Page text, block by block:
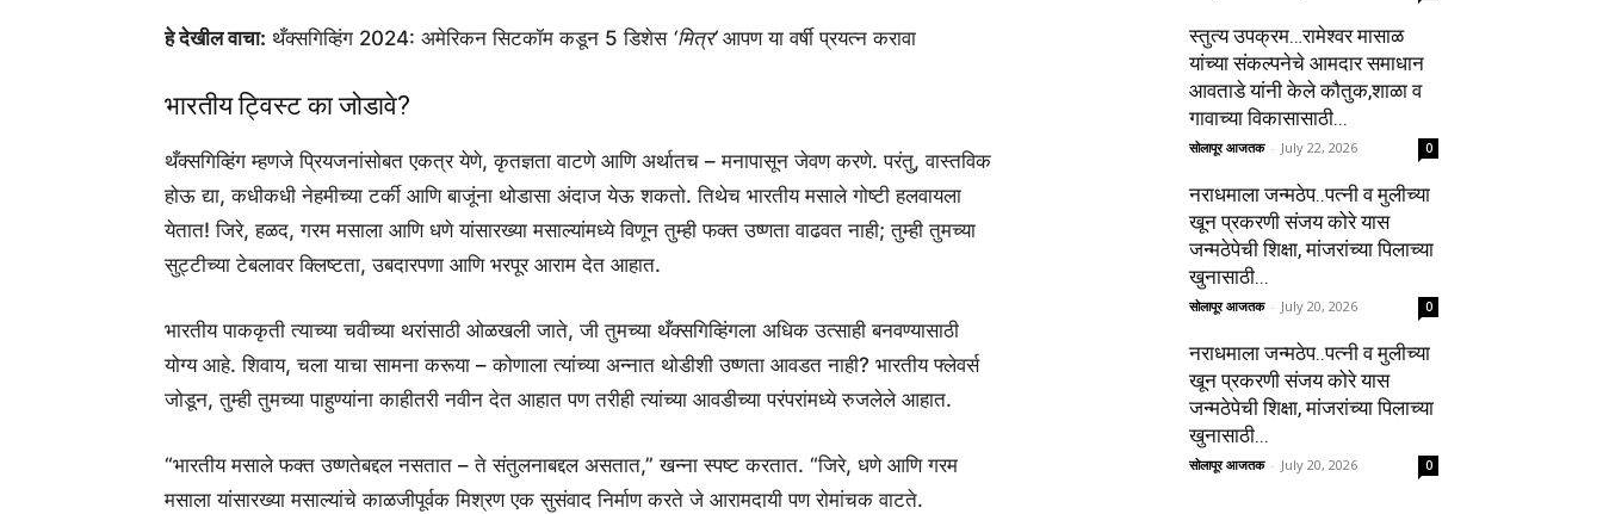
हे देखील वाचा: थँक्सगिव्हिंग 2024: अमेरिकन सिटकॉम कडून 5 डिशेस ‘मित्र’आपण या वर्षी प्रयत्न करावा
भारतीय ट्विस्ट का जोडावे?
थँक्सगिव्हिंग म्हणजे प्रियजनांसोबत एकत्र येणे, कृतज्ञता वाटणे आणि अर्थातच – मनापासून जेवण करणे. परंतु, वास्तविक
होऊ द्या, कधीकधी नेहमीच्या टर्की आणि बाजूंना थोडासा अंदाज येऊ शकतो. तिथेच भारतीय मसाले गोष्टी हलवायला
येतात! जिरे, हळद, गरम मसाला आणि धणे यांसारख्या मसाल्यांमध्ये विणून तुम्ही फक्त उष्णता वाढवत नाही; तुम्ही तुमच्या
सुट्टीच्या टेबलावर क्लिष्टता, उबदारपणा आणि भरपूर आराम देत आहात.
भारतीय पाककृती त्याच्या चवीच्या थरांसाठी ओळखली जाते, जी तुमच्या थँक्सगिव्हिंगला अधिक उत्साही बनवण्यासाठी
योग्य आहे. शिवाय, चला याचा सामना करूया – कोणाला त्यांच्या अन्नात थोडीशी उष्णता आवडत नाही? भारतीय फ्लेवर्स
जोडून, ​​तुम्ही तुमच्या पाहुण्यांना काहीतरी नवीन देत आहात पण तरीही त्यांच्या आवडीच्या परंपरांमध्ये रुजलेले आहात.
“भारतीय मसाले फक्त उष्णतेबद्दल नसतात – ते संतुलनाबद्दल असतात,” खन्ना स्पष्ट करतात. “जिरे, धणे आणि गरम
मसाला यांसारख्या मसाल्यांचे काळजीपूर्वक मिश्रण एक सुसंवाद निर्माण करते जे आरामदायी पण रोमांचक वाटते.
स्तुत्य उपक्रम…रामेश्वर मासाळ
यांच्या संकल्पनेचे आमदार समाधान
आवताडे यांनी केले कौतुक,शाळा व
गावाच्या विकासासाठी...
सोलापूर आजतक - July 22, 2026 0
नराधमाला जन्मठेप..पत्नी व मुलीच्या
खून प्रकरणी संजय कोरे यास
जन्मठेपेची शिक्षा, मांजरांच्या पिलाच्या
खुनासाठी...
सोलापूर आजतक - July 20, 2026 0
नराधमाला जन्मठेप..पत्नी व मुलीच्या
खून प्रकरणी संजय कोरे यास
जन्मठेपेची शिक्षा, मांजरांच्या पिलाच्या
खुनासाठी...
सोलापूर आजतक - July 20, 2026 0